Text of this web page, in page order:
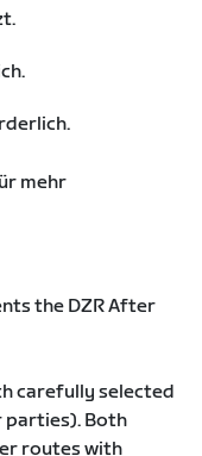
mehr
the DZR After
carefully selected
parties). Both
routes with